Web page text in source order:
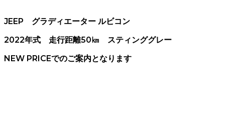
JEEP グラディエーター ルビコン
2022年式 走行距離50㎞ スティンググレー
NEW PRICEでのご案内となります